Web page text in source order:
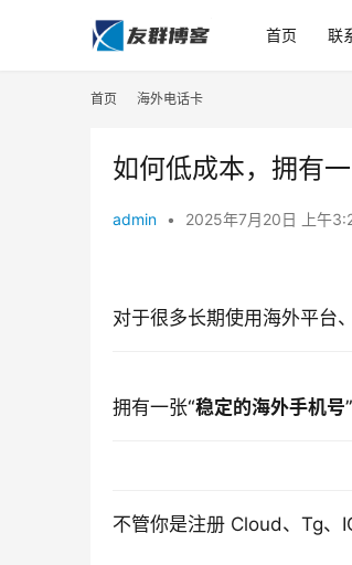
首页 联
首页 海外电话卡
如何低成本，拥有
admin • 2025年7月20日 上午
对于很多长期使用 海外平台
拥有一张“稳定的海外手机号
不管你是注册 Cloud、Tg、